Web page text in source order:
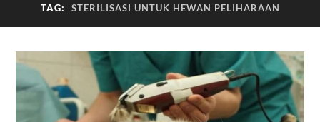
TAG: STERILISASI UNTUK HEWAN PELIHARAAN